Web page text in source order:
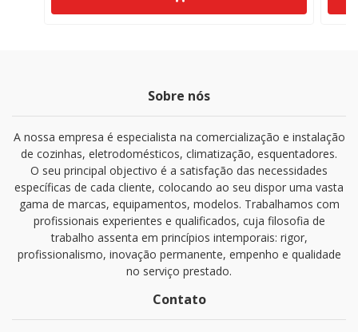
Sobre nós
A nossa empresa é especialista na comercialização e instalação
de cozinhas, eletrodomésticos, climatização, esquentadores.
O seu principal objectivo é a satisfação das necessidades
específicas de cada cliente, colocando ao seu dispor uma vasta
gama de marcas, equipamentos, modelos. Trabalhamos com
profissionais experientes e qualificados, cuja filosofia de
trabalho assenta em princípios intemporais: rigor,
profissionalismo, inovação permanente, empenho e qualidade
no serviço prestado.
Contato